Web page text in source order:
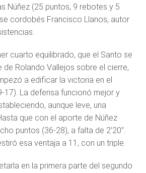
Núñez (25 puntos, 9 rebotes y 5
cordobés Francisco Llanos, autor
cuarto equilibrado, que el Santo se
de Rolando Vallejos sobre el cierre,
a edificar la victoria en el
17). La defensa funcionó mejor y
aunque leve, una
que con el aporte de Núñez
puntos (36-28), a falta de 2’20’’.
esa ventaja a 11, con un triple.
en la primera parte del segundo